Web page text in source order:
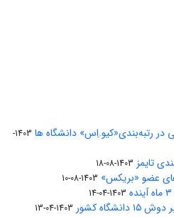
در رتبه‌بندی«کیو.اِس» دانشگاه ها
1403-
تایمز 1403-08-18
عضو «بریکس» 1403-08-10
1403-04-14
1403-04-13